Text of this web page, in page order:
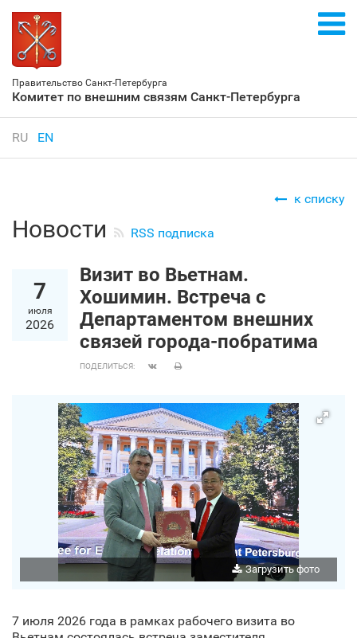
Правительство Санкт‑Петербурга
Комитет по внешним связям Санкт‑Петербурга
RU EN
к списку
Новости RSS подписка
7
июля
2026
Визит во Вьетнам.
Хошимин. Встреча с
Департаментом внешних
связей города-побратима
ПОДЕЛИТЬСЯ:
Загрузить фото
7 июля 2026 года в рамках рабочего визита во